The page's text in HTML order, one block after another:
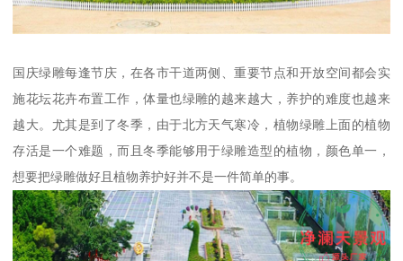
国庆绿雕每逢节庆，在各市干道两侧、重要节点和开放空间都会实
施花坛花卉布置工作，体量也绿雕的越来越大，养护的难度也越来
越大。尤其是到了冬季，由于北方天气寒冷，植物绿雕上面的植物
存活是一个难题，而且冬季能够用于绿雕造型的植物，颜色单一，
想要把绿雕做好且植物养护好并不是一件简单的事。